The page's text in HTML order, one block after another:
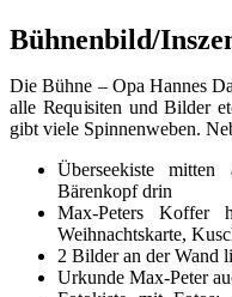
Bühnenbild/
Die Bühne – Opa Hannes
alle Requisiten und Bilder
gibt viele Spinnenweben.
Überseekiste
Bärenkopf drin
Max-Peters Koffer
Weihnachtskarte,
2 Bilder an der Wand
Urkunde Max-Peter